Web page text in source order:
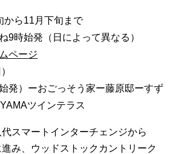
から11月下旬まで
9時始発（日によって異なる）
ページ
発）ーおごっそう家ー藤原邸ーすず
ツインテラス
スマートインターチェンジから
進み、ウッドストックカントリーク